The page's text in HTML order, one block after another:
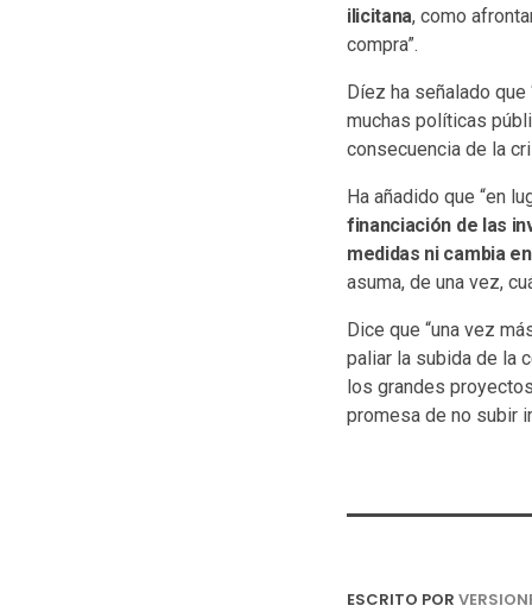
ilicitana, como
compra”.
Díez ha señalado
muchas políticas
consecuencia de la
Ha añadido que “en
financiación de las
medidas ni cambia
asuma, de una vez,
Dice que “una vez
paliar la subida de la
los grandes
promesa de no subir
ESCRITO POR